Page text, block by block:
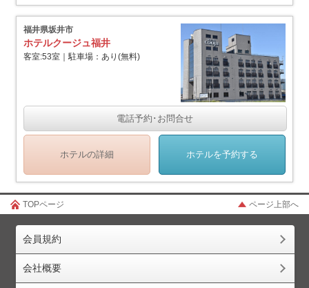
福井県坂井市
ホテルクージュ福井
客室:53室｜駐車場：あり(無料)
電話予約･お問合せ
ホテルの詳細 ホテルを予約する
TOPページ ページ上部へ
会員規約
会社概要